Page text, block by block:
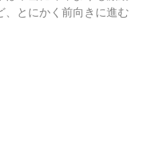
、とにかく前向きに進む